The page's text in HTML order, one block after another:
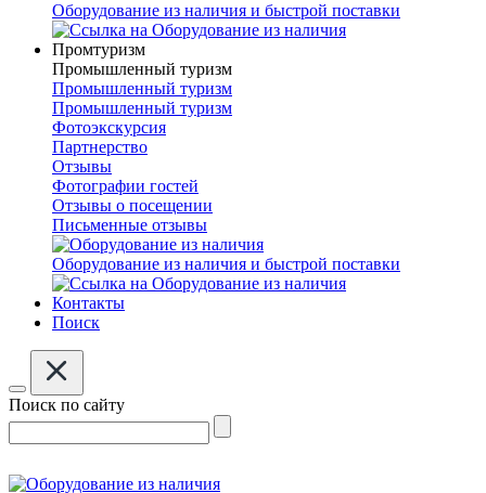
Оборудование из наличия и быстрой поставки
Промтуризм
Промышленный туризм
Промышленный туризм
Промышленный туризм
Фотоэкскурсия
Партнерство
Отзывы
Фотографии гостей
Отзывы о посещении
Письменные отзывы
Оборудование из наличия и быстрой поставки
Контакты
Поиск
Поиск по сайту